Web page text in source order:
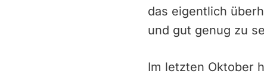
das eigentlich
und gut genug zu
Im letzten Oktober